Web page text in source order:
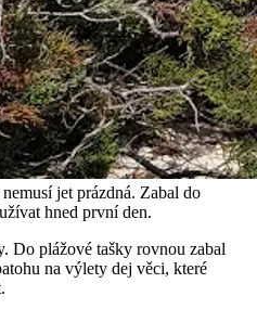
jet prázdná. Zabal do
hned první den.
Do plážové tašky rovnou zabal
na výlety dej věci, které